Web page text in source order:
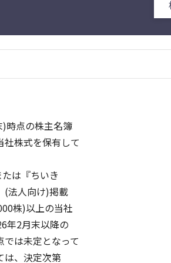
時点の株主名簿
株式を保有して
は『ちいき
法人向け)掲載
株)以上の当社
2月末以降の
は未定となって
、決定次第